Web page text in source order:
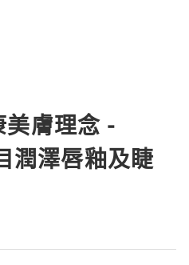
美膚理念 -
潤澤唇釉及睫